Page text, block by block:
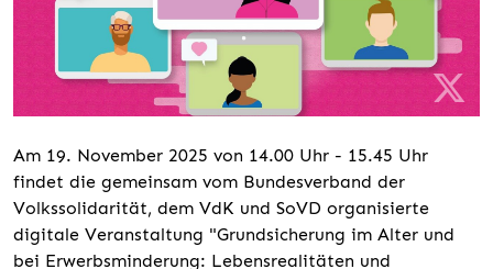
Am 19. November 2025 von 14.00 Uhr - 15.45 Uhr
findet die gemeinsam vom Bundesverband der
Volkssolidarität, dem VdK und SoVD organisierte
digitale Veranstaltung "Grundsicherung im Alter und
bei Erwerbsminderung: Lebensrealitäten und